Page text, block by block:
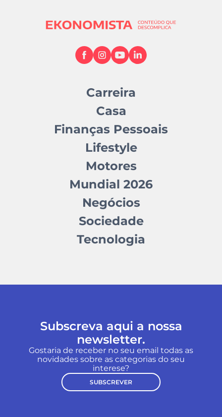
Carreira
Casa
Finanças Pessoais
Lifestyle
Motores
Mundial 2026
Negócios
Sociedade
Tecnologia
Subscreva aqui a nossa
newsletter.
Gostaria de receber no seu email todas as
novidades sobre as categorias do seu
interese?
SUBSCREVER